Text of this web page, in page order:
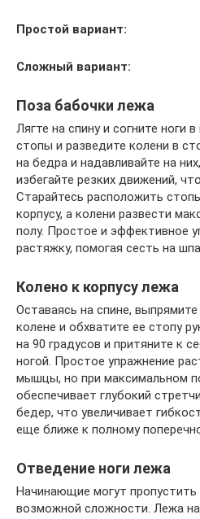
Простой вариант:
Сложный вариант:
Поза бабочки лежа
Лягте на спину и согните ноги
стопы и разведите колени в
на бедра и надавливайте на
избегайте резких движений,
Старайтесь расположить
корпусу, а колени развести
полу. Простое и эффективное
растяжку, помогая сесть на
Колено к корпусу лежа
Оставаясь на спине, выпрямите
колене и обхватите ее стопу
на 90 градусов и притяните к
ногой. Простое упражнение
мышцы, но при максимальном
обеспечивает глубокий
бедер, что увеличивает
еще ближе к полному
Отведение ноги лежа
Начинающие могут пропустить
возможной сложности. Лежа на